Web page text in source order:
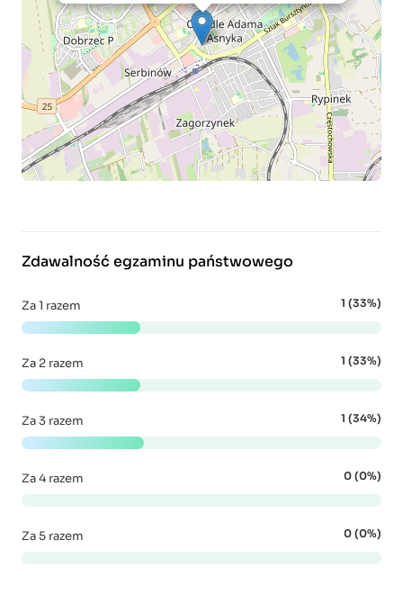
Zdawalność egzaminu państwowego
Za 1 razem 1 (33%)
Za 2 razem 1 (33%)
Za 3 razem 1 (34%)
Za 4 razem 0 (0%)
Za 5 razem 0 (0%)